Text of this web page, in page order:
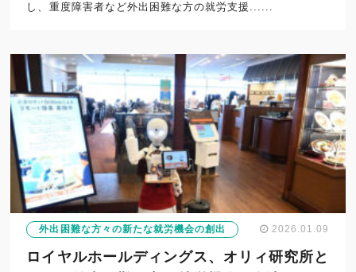
し、重度障害者など外出困難な方の就労支援......
外出困難な方々の新たな就労機会の創出 2026.01.09
ロイヤルホールディングス、オリィ研究所と